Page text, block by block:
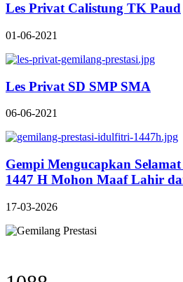
Les Privat Calistung TK Paud
01-06-2021
Les Privat SD SMP SMA
06-06-2021
Gempi Mengucapkan
1447 H Mohon Maaf Lahir
17-03-2026